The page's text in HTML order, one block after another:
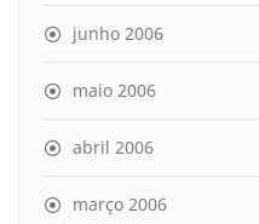
junho 2006
maio 2006
abril 2006
março 2006